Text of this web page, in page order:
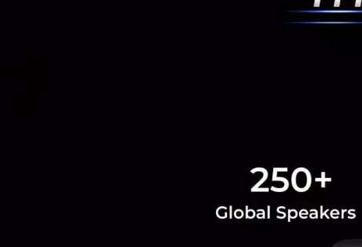
CDP ให้เติบโตอย่า
Technology ที่ลูกค้
RELATED